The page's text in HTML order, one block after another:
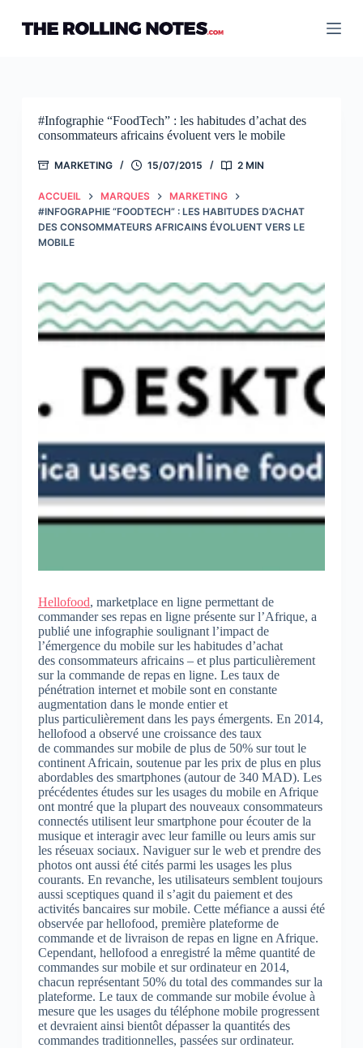
contenu
#Infographie “FoodTech” : les habitudes d’achat des
consommateurs africains évoluent vers le mobile
MARKETING 15/07/2015 2 MIN
ACCUEIL MARQUES
MARKETING
#INFOGRAPHIE “FOODTECH” : LES HABITUDES D’ACHAT
DES CONSOMMATEURS AFRICAINS ÉVOLUENT VERS LE
MOBILE
Hellofood, marketplace en ligne permettant de
commander ses repas en ligne présente sur l’Afrique, a
publié une infographie soulignant l’impact de
l’émergence du mobile sur les habitudes d’achat
des consommateurs africains – et plus particulièrement
sur la commande de repas en ligne. Les taux de
pénétration internet et mobile sont en constante
augmentation dans le monde entier et
plus particulièrement dans les pays émergents. En 2014,
hellofood a observé une croissance des taux
de commandes sur mobile de plus de 50% sur tout le
continent Africain, soutenue par les prix de plus en plus
abordables des smartphones (autour de 340 MAD). Les
précédentes études sur les usages du mobile en Afrique
ont montré que la plupart des nouveaux consommateurs
connectés utilisent leur smartphone pour écouter de la
musique et interagir avec leur famille ou leurs amis sur
les réseuax sociaux. Naviguer sur le web et prendre des
photos ont aussi été cités parmi les usages les plus
courants. En revanche, les utilisateurs semblent toujours
aussi sceptiques quand il s’agit du paiement et des
activités bancaires sur mobile. Cette méfiance a aussi été
observée par hellofood, première plateforme de
commande et de livraison de repas en ligne en Afrique.
Cependant, hellofood a enregistré la même quantité de
commandes sur mobile et sur ordinateur en 2014,
chacun représentant 50% du total des commandes sur la
plateforme. Le taux de commande sur mobile évolue à
mesure que les usages du téléphone mobile progressent
et devraient ainsi bientôt dépasser la quantités des
commandes traditionnelles, passées sur ordinateur.